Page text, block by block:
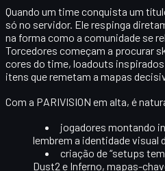
Quando um time conquista um
só no servidor. Ele respinga
na forma como a comunidade se
Torcedores começam a procurar
cores do time, loadouts
itens que remetam a mapas
Com a PARIVISION em alta, é
jogadores montando
lembrem a identidade visual
criação de “setups
Dust2 e Inferno, mapas-